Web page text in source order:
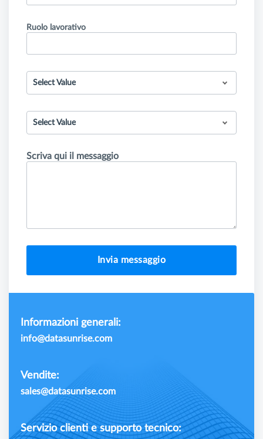
Ruolo lavorativo
Select Value
Select Value
Scriva qui il messaggio
Invia messaggio
Informazioni generali:
info@datasunrise.com
Vendite:
sales@datasunrise.com
Servizio clienti e supporto tecnico: